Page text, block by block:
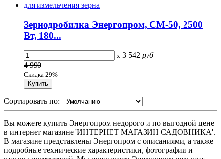
Зернодробилка Энергопром, CM-50, 2500
Вт, 180...
x 3 542 руб
4 990
Скидка 29%
Сортировать по:
Вы можете купить Энергопром недорого и по выгодной цене
в интернет магазине 'ИНТЕРНЕТ МАГАЗИН САДОВНИКА'.
В магазине представлены Энергопром с описаниями, а также
подробные технические характеристики, фотографии и